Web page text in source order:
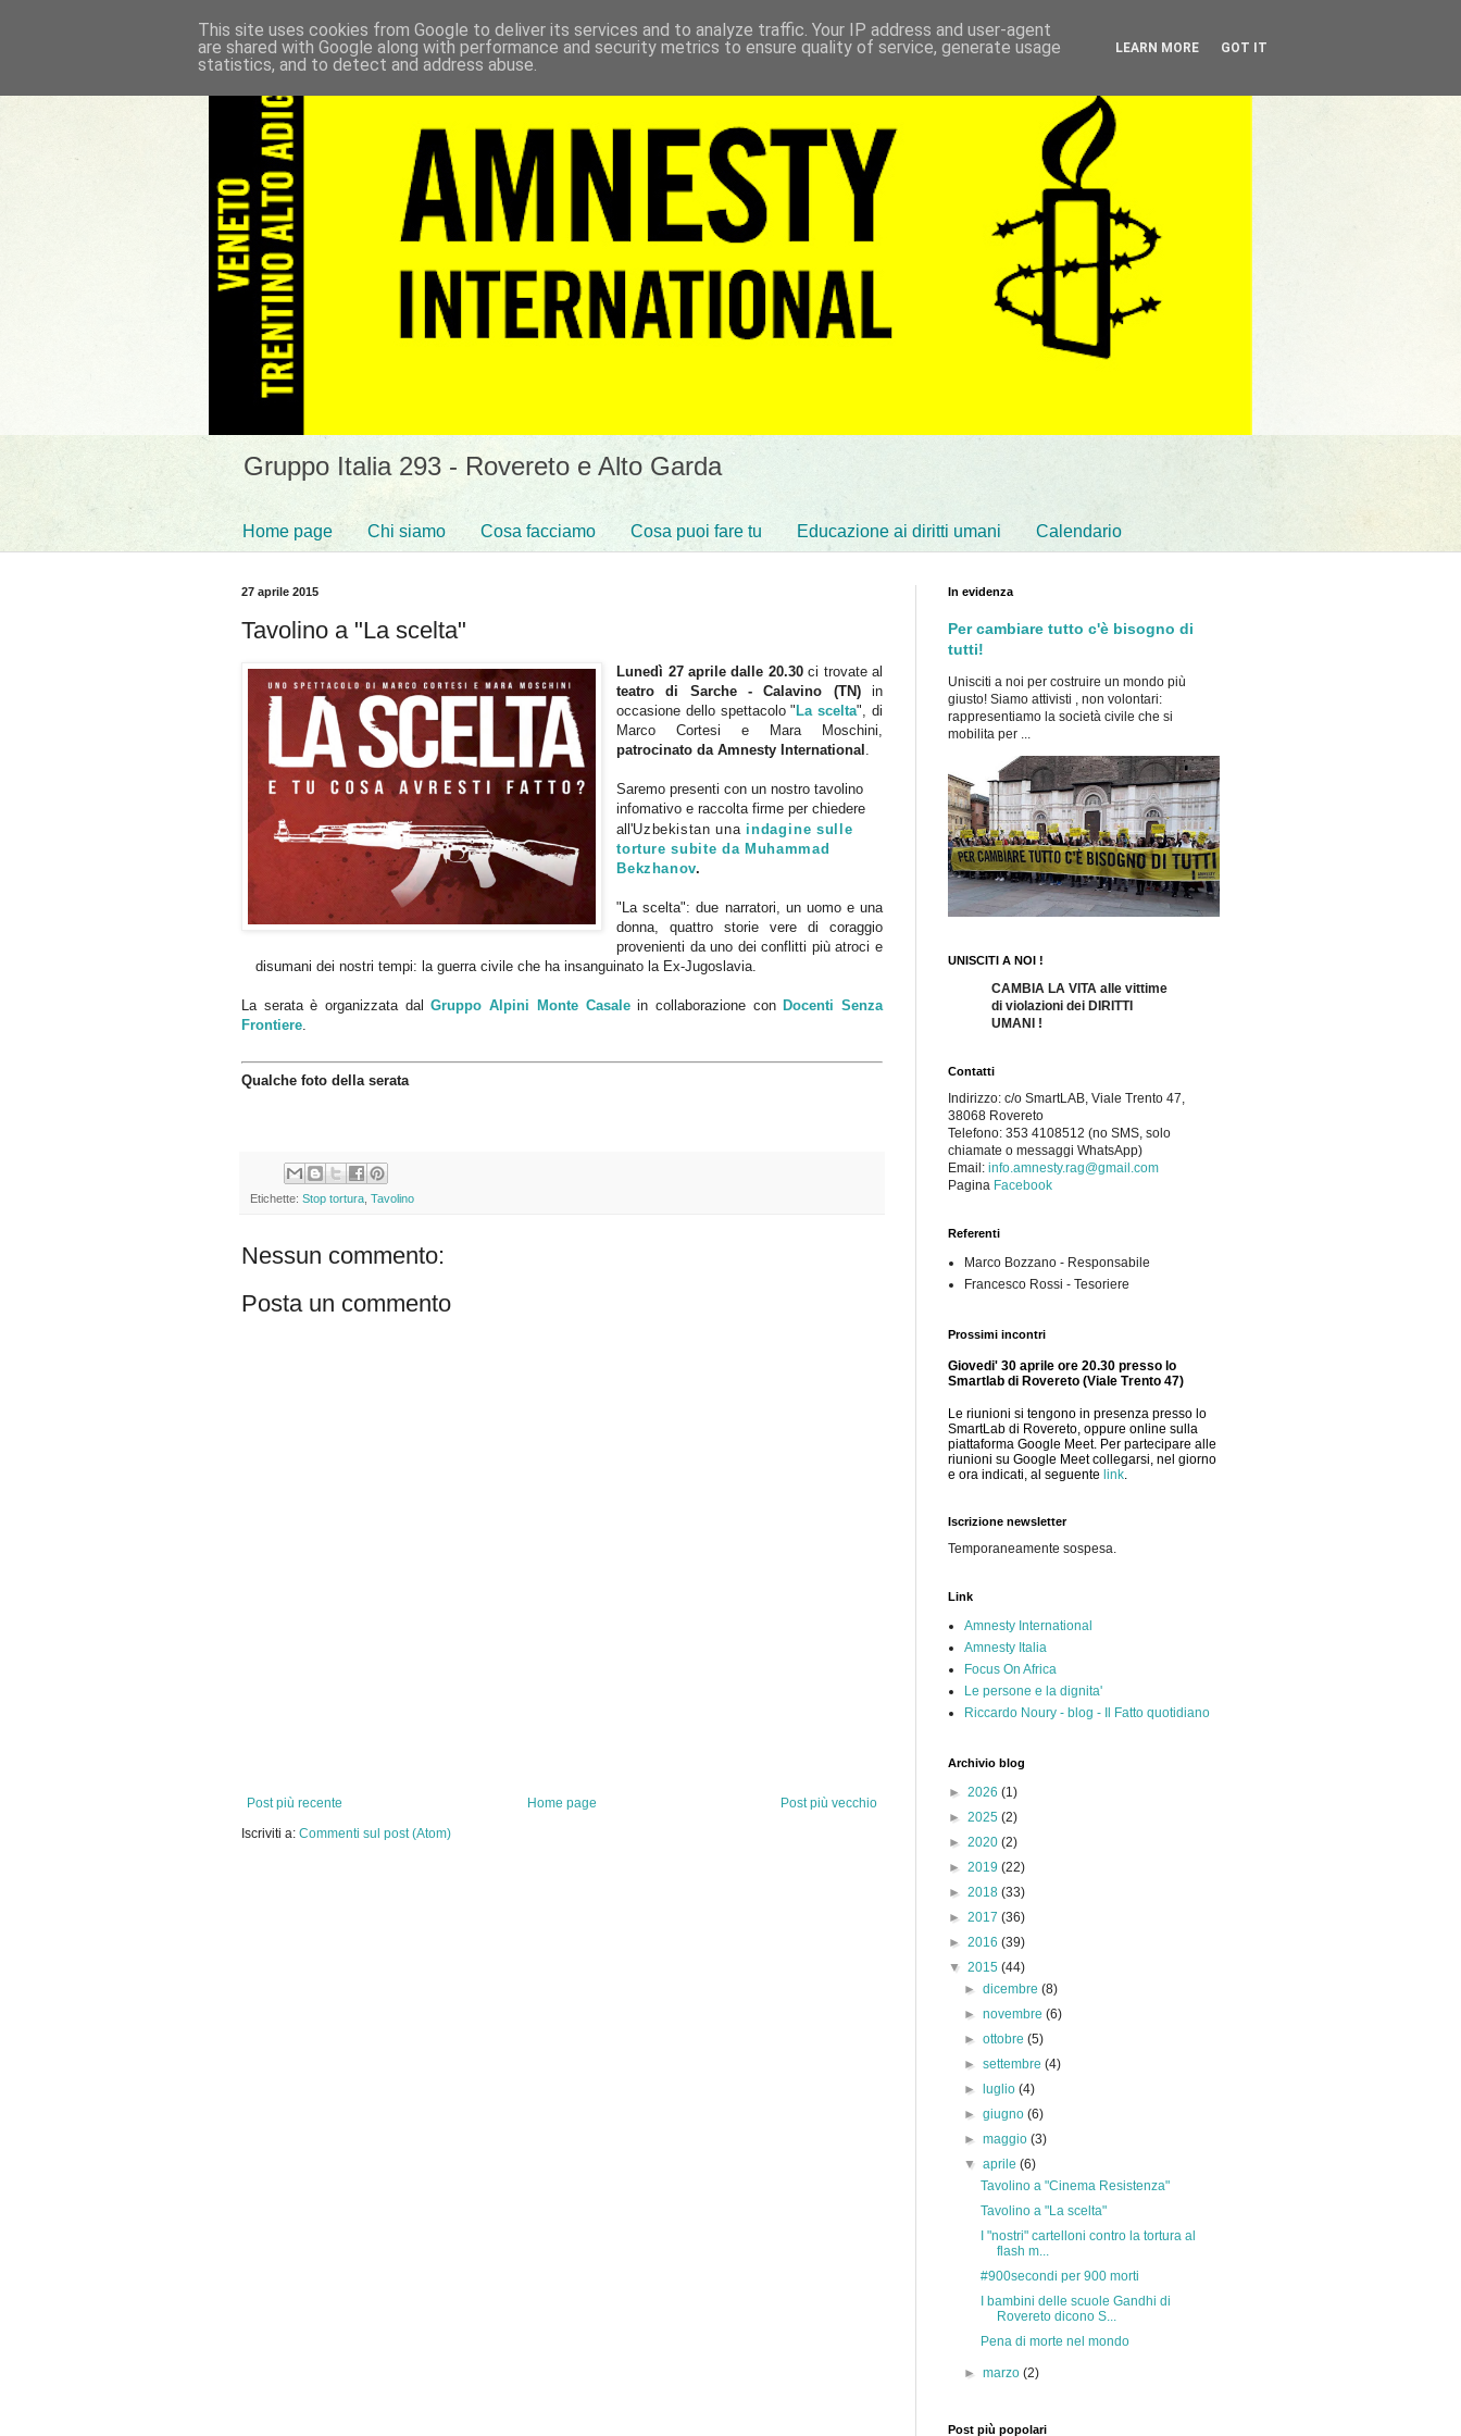
Gruppo Italia 293 - Rovereto e Alto Garda
Home page Chi siamo Cosa facciamo Cosa puoi fare tu Educazione ai diritti umani Calendario
27 aprile 2015
Tavolino a "La scelta"
Lunedì 27 aprile dalle 20.30ci trovateal
teatro di Sarche - Calavino (TN)in
occasione dello spettacolo " La scelta", di
Marco Cortesi e Mara Moschini,
patrocinato da Amnesty International
Saremo presenticon un nostro tavolino
infomativo e raccolta firme per chiedere
all'Uzbekistan una indagine sulle
torture subite da Muhammad
Bekzhanov.
"La scelta": due narratori, un uomo e una
donna, quattro storie vere di coraggio
provenienti da uno dei conflitti più atroci e
disumani dei nostri tempi: la guerra civile che ha insanguinato la Ex-Jugoslavia.
La serata è organizzata dalGruppo Alpini Monte Casalein collaborazione con Docenti Senza
Frontiere
Qualche foto della serata
Etichette: Stop tortura, Tavolino
Nessun commento:
Posta un commento
Post più recente Post più vecchio
Home page
Iscriviti a: Commenti sul post (Atom)
In evidenza
Per cambiare tutto c'è bisogno di
tutti!
Unisciti a noi per costruire un mondo più
giusto! Siamo attivisti , non volontari:
rappresentiamo la società civile che si
mobilita per ...
UNISCITI A NOI !
CAMBIA LA VITA alle vittime
di violazioni dei DIRITTI
UMANI !
Contatti
Indirizzo: c/o SmartLAB, Viale Trento 47,
38068 Rovereto
Telefono: 353 4108512 (no SMS, solo
chiamate o messaggi WhatsApp)
Email: info.amnesty.rag@gmail.com
Pagina Facebook
Referenti
Marco Bozzano - Responsabile
Francesco Rossi - Tesoriere
Prossimi incontri
Giovedi' 30 aprile ore 20.30 presso lo
Smartlab di Rovereto (Viale Trento 47)
Le riunioni si tengono in presenza presso lo
SmartLab di Rovereto, oppure online sulla
piattaforma Google Meet. Per partecipare alle
riunioni su Google Meet collegarsi, nel giorno
e ora indicati, al seguente link.
Iscrizione newsletter
Temporaneamente sospesa.
Link
Amnesty International
Amnesty Italia
Focus On Africa
Le persone e la dignita'
Riccardo Noury - blog - Il Fatto quotidiano
Archivio blog
► 2026 (1)
► 2025 (2)
► 2020 (2)
► 2019 (22)
► 2018 (33)
► 2017 (36)
► 2016 (39)
▼ 2015 (44)
►dicembre(8)
►novembre(6)
►ottobre(5)
►settembre(4)
►
luglio(4)
►giugno(6)
►maggio(3)
▼aprile(6)
Tavolino a "Cinema Resistenza"
Tavolino a "La scelta"
I "nostri" cartelloni contro la tortura al
flash m...
#900secondi per 900 morti
I bambini delle scuole Gandhi di
Rovereto dicono S...
Pena di morte nel mondo
►marzo(2)
Post più popolari
This site uses cookies from Google to deliver its services and to analyze traffic. Your IP address and user-agent
are shared with Google along with performance and security metrics to ensure quality of service, generate usage
statistics, and to detect and address abuse.
LEARN MORE GOT IT